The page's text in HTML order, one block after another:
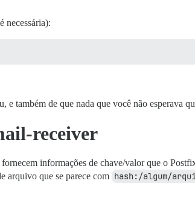
é necessária):
e também de que nada que você não esperava
receiver
informações de chave/valor que o
arquivo que se parece com hash:/algum/